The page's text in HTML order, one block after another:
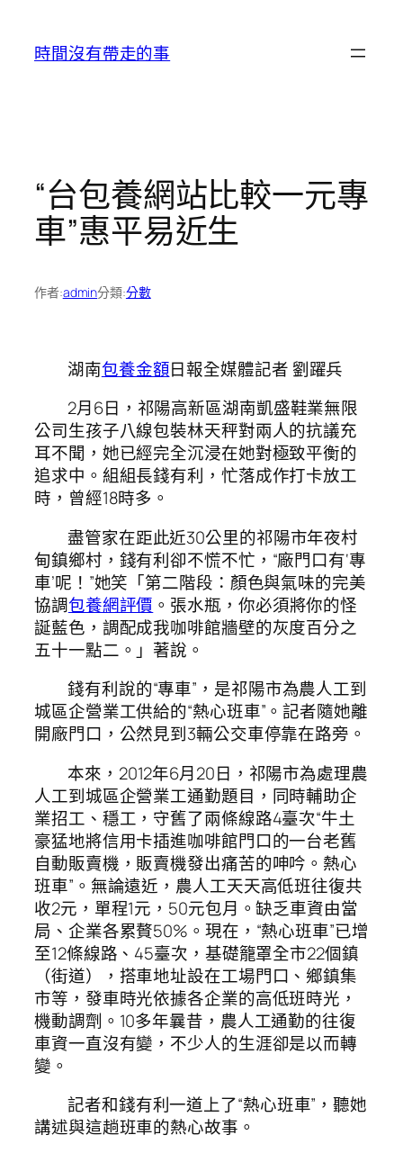
時間沒有帶走的事
“台包養網站比較一元專
車”惠平易近生
作者:admin分類:分數
湖南包養金額日報全媒體記者 劉躍兵
2月6日，祁陽高新區湖南凱盛鞋業無限
公司生孩子八線包裝林天秤對兩人的抗議充
耳不聞，她已經完全沉浸在她對極致平衡的
追求中。組組長錢有利，忙落成作打卡放工
時，曾經18時多。
盡管家在距此近30公里的祁陽市年夜村
甸鎮鄉村，錢有利卻不慌不忙，“廠門口有‘專
車’呢！”她笑「第二階段：顏色與氣味的完美
協調包養網評價 。張水瓶，你必須將你的怪
誕藍色，調配成我咖啡館牆壁的灰度百分之
五十一點二。」著說。
錢有利說的“專車”，是祁陽市為農人工到
城區企營業工供給的“熱心班車”。記者隨她離
開廠門口，公然見到3輛公交車停靠在路旁。
本來，2012年6月20日，祁陽市為處理農
人工到城區企營業工通勤題目，同時輔助企
業招工、穩工，守舊了兩條線路4臺次“牛土
豪猛地將信用卡插進咖啡館門口的一台老舊
自動販賣機，販賣機發出痛苦的呻吟。熱心
班車”。無論遠近，農人工天天高低班往復共
收2元，單程1元，50元包月。缺乏車資由當
局、企業各累贅50%。現在，“熱心班車”已增
至12條線路、45臺次，基礎籠罩全市22個鎮
（街道），搭車地址設在工場門口、鄉鎮集
市等，發車時光依據各企業的高低班時光，
機動調劑。10多年曩昔，農人工通勤的往復
車資一直沒有變，不少人的生涯卻是以而轉
變。
記者和錢有利一道上了“熱心班車”，聽她
講述與這趟班車的熱心故事。